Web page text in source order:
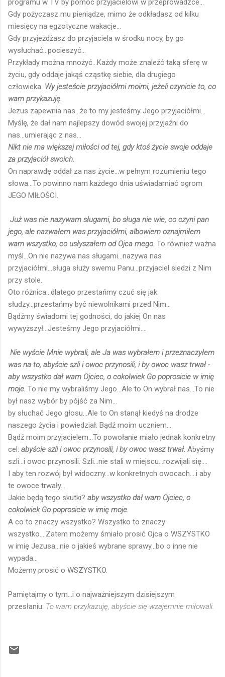
programu w TV by pomóc przyjacielowi w przeprowadzce...
Gdy pożyczasz mu pieniądze, mimo że odkładasz od kilku
miesięcy na egzotyczne wakacje...
Gdy przyjeżdżasz do przyjaciela w środku nocy, by go
wysłuchać...pocieszyć...
Przykłady można mnożyć...Każdy może znaleźć taką sferę w
życiu, gdy oddaje jakąś cząstkę siebie, dla drugiego
człowieka. Wy jesteście przyjaciółmi moimi, jeżeli czynicie to, co
wam przykazuję.
Jezus zapewnia nas...że to my jesteśmy Jego przyjaciółmi...
Myślę, że dał nam najlepszy dowód swojej przyjaźni do
nas...umierając z nas...
Nikt nie ma większej miłości od tej, gdy ktoś życie swoje oddaje
za przyjaciół swoich.
On naprawdę oddał za nas życie...w pełnym rozumieniu tego
słowa...To powinno nam każdego dnia uświadamiać ogrom
JEGO MIŁOŚCI.
Już was nie nazywam sługami, bo sługa nie wie, co czyni pan
jego, ale nazwałem was przyjaciółmi, albowiem oznajmiłem
wam wszystko, co usłyszałem od Ojca mego. To również ważna
myśl...On nie nazywa nas sługami...nazywa nas
przyjaciółmi...sługa służy swemu Panu...przyjaciel siedzi z Nim
przy stole.
Oto różnica...dlatego przestańmy czuć się jak
słudzy...przestańmy być niewolnikami przed Nim...
Bądźmy świadomi tej godności, do jakiej On nas
wywyższył...Jesteśmy Jego przyjaciółmi....
Nie wyście Mnie wybrali, ale Ja was wybrałem i przeznaczyłem
was na to, abyście szli i owoc przynosili, i by owoc wasz trwał -
aby wszystko dał wam Ojciec, o cokolwiek Go poprosicie w imię
moje. To nie my wybraliśmy Jego...Ale to On wybrał nas...To nie
był nasz wybór by pójść za Nim...
by słuchać Jego głosu...Ale to On stanął kiedyś na drodze
naszego życia i powiedział: Bądź moim uczniem...
Bądź moim przyjacielem...To powołanie miało jednak konkretny
cel: abyście szli i owoc przynosili, i by owoc wasz trwał. Abyśmy
szli...i owoc przynosili. Szli...nie stali w miejscu...rozwijali się....
I aby ten rozwój był widoczny...w konkretnych owocach....i aby
te owoce trwały...
Jakie będą tego skutki? aby wszystko dał wam Ojciec, o
cokolwiek Go poprosicie w imię moje.
A co to znaczy wszystko? Wszystko to znaczy
wszystko....Zatem możemy śmiało prosić Ojca o WSZYSTKO
w imię Jezusa...nie o jakieś wybrane sprawy...bo o inne nie
wypada...
Możemy prosić o WSZYSTKO.
Pamiętajmy o tym...i o najważniejszym dzisiejszym
przesłaniu: To wam przykazuję, abyście się wzajemnie miłowali.